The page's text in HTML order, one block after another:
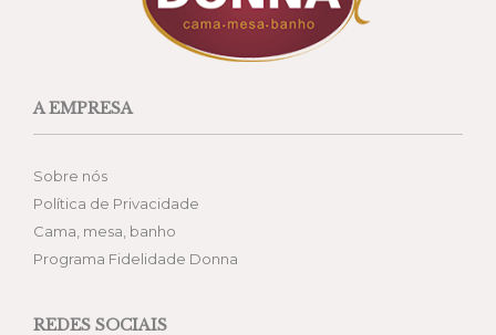
A EMPRESA
Sobre nós
Política de Privacidade
Cama, mesa, banho
Programa Fidelidade Donna
REDES SOCIAIS